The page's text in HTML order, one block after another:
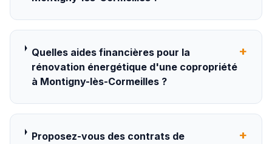
Quelles aides financières pour la
rénovation énergétique d'une copropriété
à Montigny-lès-Cormeilles ?
+
Proposez-vous des contrats de
+